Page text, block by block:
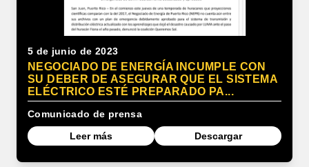
5 de junio de 2023
NEGOCIADO DE ENERGÍA INCUMPLE CON
SU DEBER DE ASEGURAR QUE EL SISTEMA
ELÉCTRICO ESTÉ PREPARADO PA...
Comunicado de prensa
Leer más
Descargar